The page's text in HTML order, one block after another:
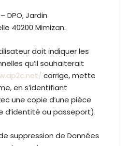
DPO, Jardin
40200 Mimizan.
doit indiquer les
qu’il souhaiterait
corrige, mette
en s’identifiant
une copie d’une pièce
d’identité ou passeport).
suppression de Données